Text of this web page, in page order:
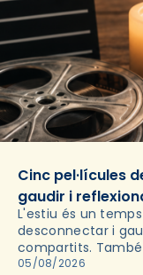
Cinc pel·lícules
gaudir i
L'estiu és un
desconnectar i
compartits.
deixar-se portar
05/08/2026